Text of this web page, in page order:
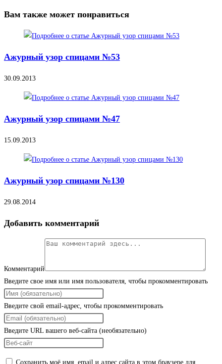
Вам также может понравиться
Ажурный узор спицами №53
30.09.2013
Ажурный узор спицами №47
15.09.2013
Ажурный узор спицами №130
29.08.2014
Добавить комментарий
Комментарий
Введите свое имя или имя пользователя, чтобы прокомментировать
Введите свой email-адрес, чтобы прокомментировать
Введите URL вашего веб-сайта (необязательно)
Сохранить моё имя, email и адрес сайта в этом браузере для